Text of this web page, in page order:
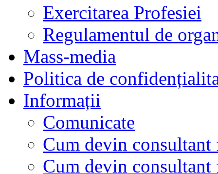
Exercitarea Profesiei
Regulamentul de
Mass-media
Politica de
Informații
Comunicate
Cum devin consultant
Cum devin consultant